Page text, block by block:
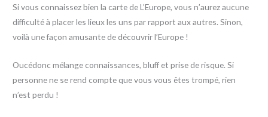
Si vous connaissez bien la carte de L’Europe, vous n’aurez aucune
difficulté à placer les lieux les uns par rapport aux autres. Sinon,
voilà une façon amusante de découvrir l’Europe !
Oucédonc mélange connaissances, bluff et prise de risque. Si
personne ne se rend compte que vous vous êtes trompé, rien
n’est perdu !